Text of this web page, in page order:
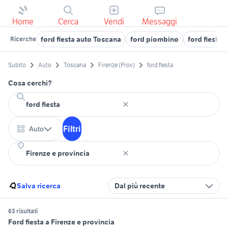
Home Cerca Vendi Messaggi
Ricerche ford fiesta auto Toscana ford piombino ford fiesta
Subito Auto Toscana Firenze (Prov) ford fiesta
Cosa cerchi?
Auto Filtri
Salva ricerca Dal più recente
63 risultati
Ford fiesta a Firenze e provincia